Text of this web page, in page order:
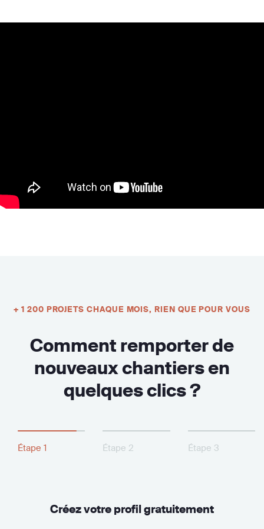
+ 1 200 PROJETS CHAQUE MOIS, RIEN QUE POUR VOUS
Comment remporter de
nouveaux chantiers en
quelques clics ?
Étape 1 Étape 2 Étape 3
Créez votre profil gratuitement